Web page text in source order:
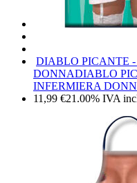
DIABLO PICANTE
DONNADIABLO
INFERMIERA
11,99 €21.00% IVA